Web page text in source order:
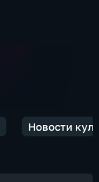
Новости